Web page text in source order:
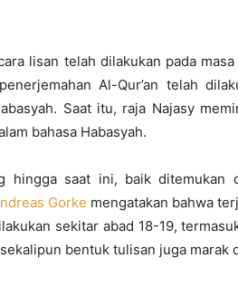
lisan telah dilakukan pada
Al-Qur’an telah
Saat itu, raja Najasy
bahasa Habasyah.
hingga saat ini, baik ditemukan
Gorke mengatakan bahwa
sekitar abad 18-19,
bentuk tulisan juga marak